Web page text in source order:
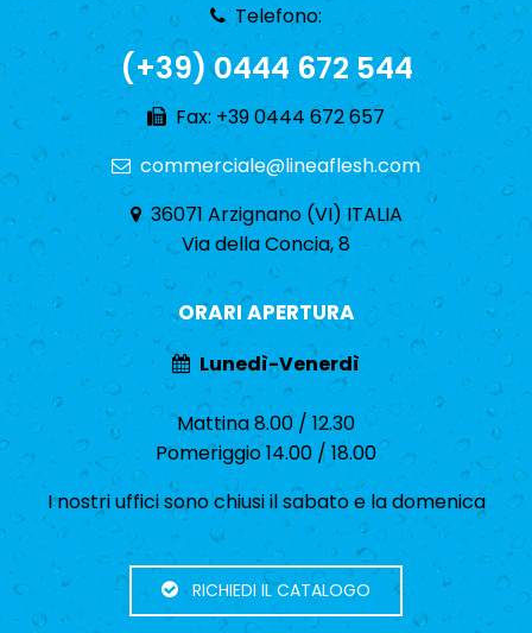
Telefono:
(+39) 0444 672 544
Fax: +39 0444 672 657
commerciale@lineaflesh.com
36071 Arzignano (VI) ITALIA
Via della Concia, 8
ORARI APERTURA
Lunedì-Venerdì
Mattina 8.00 / 12.30
Pomeriggio 14.00 / 18.00
I nostri uffici sono chiusi il sabato e la domenica
RICHIEDI IL CATALOGO